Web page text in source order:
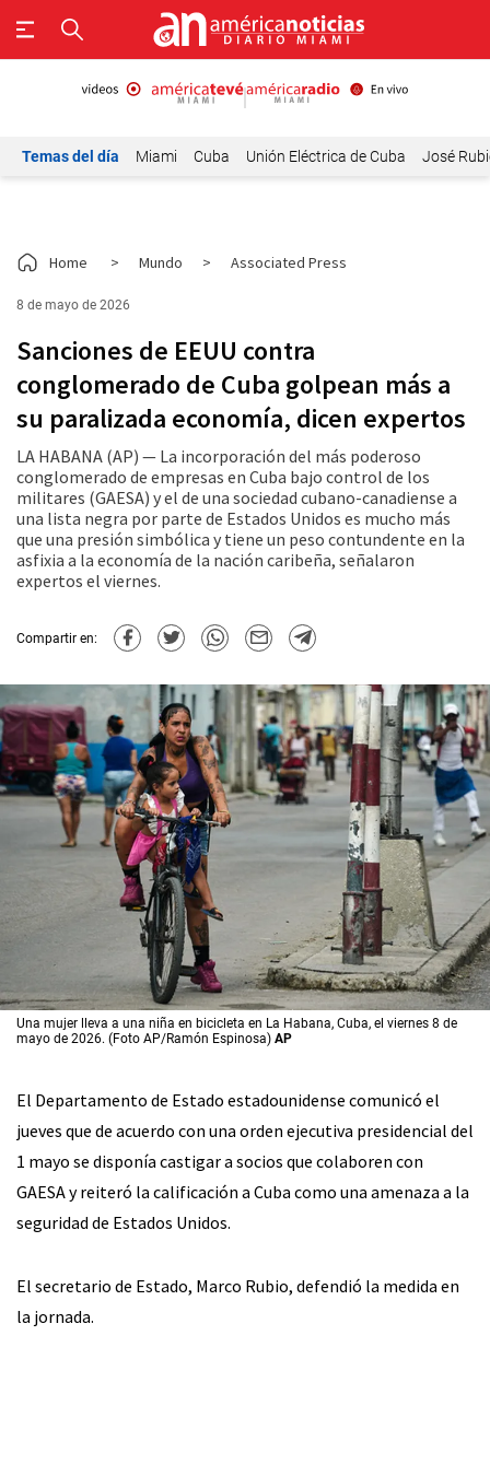
Temas del día Miami Cuba Unión Eléctrica de Cuba José
Home > Mundo > Associated Press
8 de mayo de 2026
Sanciones de EEUU contra
conglomerado de Cuba golpean más a
su paralizada economía, dicen expertos
LA HABANA (AP) — La incorporación del más poderoso
conglomerado de empresas en Cuba bajo control de los
militares (GAESA) y el de una sociedad cubano-canadiense a
una lista negra por parte de Estados Unidos es mucho más
que una presión simbólica y tiene un peso contundente en la
asfixia a la economía de la nación caribeña, señalaron
expertos el viernes.
Compartir en:
Una mujer lleva a una niña en bicicleta en La Habana, Cuba, el viernes 8 de
mayo de 2026. (Foto AP/Ramón Espinosa) AP
El Departamento de Estado estadounidense comunicó el
jueves que de acuerdo con una orden ejecutiva presidencial del
1 mayo se disponía castigar a socios que colaboren con
GAESA y reiteró la calificación a Cuba como una amenaza a la
seguridad de Estados Unidos.
El secretario de Estado, Marco Rubio, defendió la medida en
la jornada.